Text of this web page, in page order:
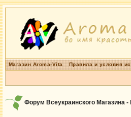
Магазин Aroma-Vita Правила и условия
Форум Всеукраинского Магазина